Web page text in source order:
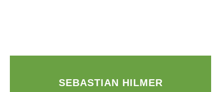
SEBASTIAN HILMER